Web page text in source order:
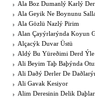
Ala Boz Dumanlý Karlý
Ala Geyik Ne Boynunu
Ala Gözlü Nazlý Pirim
Alan Çayýrlarýnda Koyun
Alçacýk Duvar Üstü
Aldý Bu Yüreðimi Derd
Ali Beyim Taþ Baþýnda
Ali Daðý Derler De
Ali Gavak Kesiyor
Alim Deresinin Delik